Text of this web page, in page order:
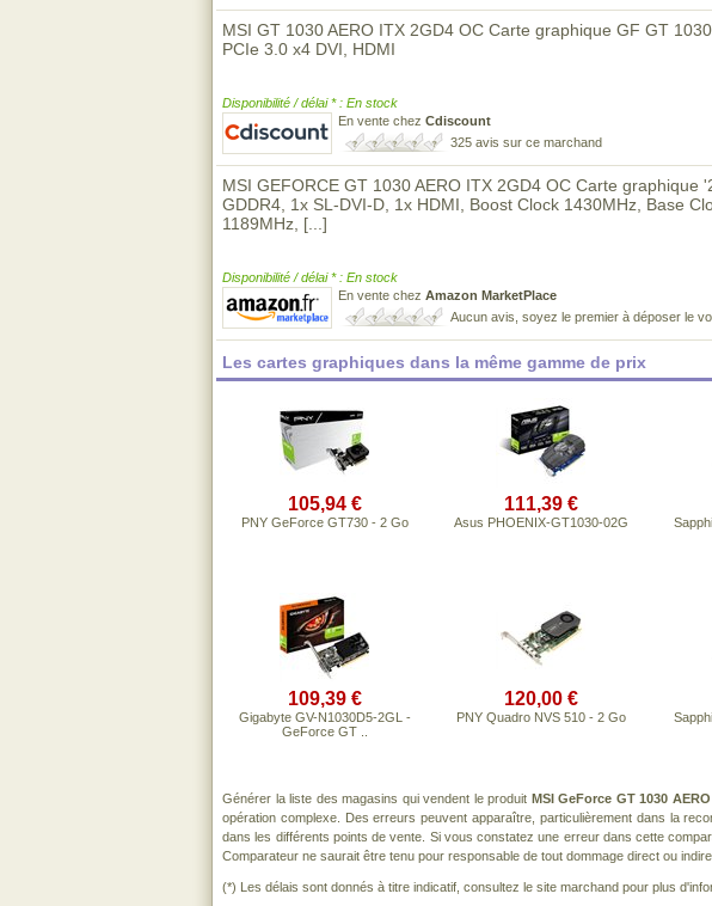
MSI GT 1030 AERO ITX 2GD4 OC Carte graphique GF GT
PCIe 3.0 x4 DVI, HDMI
Disponibilité / délai * : En stock
En vente chez Cdiscount
325 avis sur ce marchand
MSI GEFORCE GT 1030 AERO ITX 2GD4 OC Carte graphique
GDDR4, 1x SL-DVI-D, 1x HDMI, Boost Clock 1430MHz, Base
1189MHz, [...]
Disponibilité / délai * : En stock
En vente chez Amazon MarketPlace
Aucun avis, soyez le premier à déposer le
Les cartes graphiques dans la même gamme de prix
105,94 €
PNY GeForce GT730 - 2 Go
111,39 €
Asus PHOENIX-GT1030-02G
109,39 €
Gigabyte GV-N1030D5-2GL -
GeForce GT ..
120,00 €
PNY Quadro NVS 510 - 2 Go
Générer la liste des magasins qui vendent le produit MSI GeForce GT 1030
opération complexe. Des erreurs peuvent apparaître, particulièrement dans la
dans les différents points de vente. Si vous constatez une erreur dans cette
Comparateur ne saurait être tenu pour responsable de tout dommage direct ou
(*) Les délais sont donnés à titre indicatif, consultez le site marchand pour plus